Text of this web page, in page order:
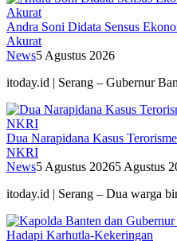
Andra Soni Didata Sensus
Akurat
News5 Agustus 2026
itoday.id | Serang – Gubernur
Dua Narapidana Kasus
NKRI
News5 Agustus 20265 Agustus
itoday.id | Serang – Dua warga